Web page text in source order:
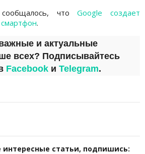
чтоGoogle создает
.
и актуальные
всех? Подписывайтесь
Facebook и Telegram.
интересные статьи, подпишись: